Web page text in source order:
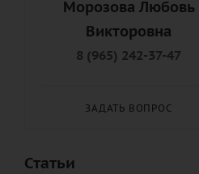
Морозова Любовь
Викторовна
8 (965) 242-37-47
ЗАДАТЬ ВОПРОС
Статьи